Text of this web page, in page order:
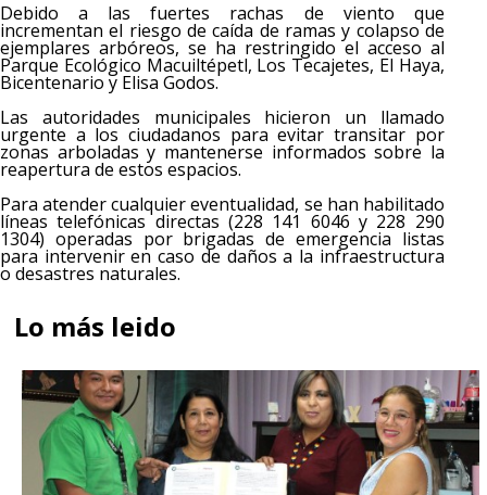
Debido a las fuertes rachas de viento que
incrementan el riesgo de caída de ramas y colapso de
ejemplares arbóreos, se ha restringido el acceso al
Parque Ecológico Macuiltépetl, Los Tecajetes, El Haya,
Bicentenario y Elisa Godos.
Las autoridades municipales hicieron un llamado
urgente a los ciudadanos para evitar transitar por
zonas arboladas y mantenerse informados sobre la
reapertura de estos espacios.
Para atender cualquier eventualidad, se han habilitado
líneas telefónicas directas (228 141 6046 y 228 290
1304) operadas por brigadas de emergencia listas
para intervenir en caso de daños a la infraestructura
o desastres naturales.
Lo más leido